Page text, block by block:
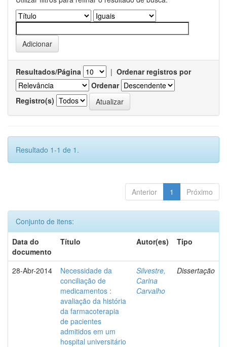
Resultados/Página | Ordenar registros por
Ordenar
Registro(s)
Resultado 1-1 de 1.
Anterior 1 Próximo
Conjunto de itens:
Data do
documento
Título Autor(es) Tipo
28-Abr-2014
Necessidade da
conciliação de
medicamentos :
avaliação da história
da farmacoterapia
de pacientes
admitidos em um
hospital universitário
Silvestre,
Carina
Carvalho
Dissertação